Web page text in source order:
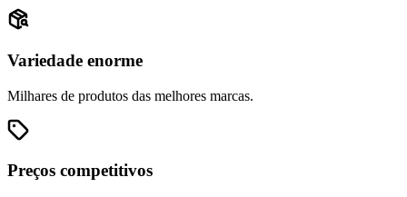
Variedade enorme
Milhares de produtos das melhores marcas.
Preços competitivos